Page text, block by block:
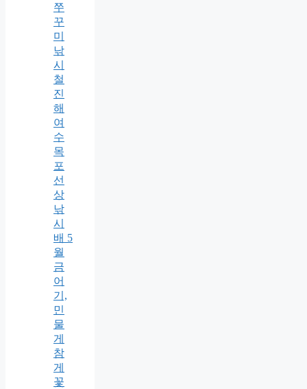
쭈
꾸
미
낚
시
철
진
해
여
수
목
포
선
상
낚
시
배 5
월
금
어
기,
민
물
게
참
게
꽃